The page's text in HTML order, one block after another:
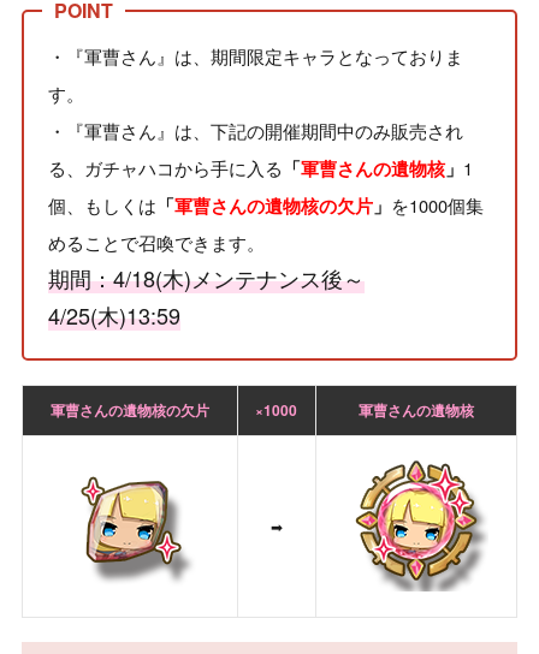
・『軍曹さん』は、期間限定キャラとなっておりま
す。
・『軍曹さん』は、下記の開催期間中のみ販売され
る、ガチャハコから手に入る 「軍曹さんの遺物核」 1
個、もしくは 「軍曹さんの遺物核の欠片」 を1000個集
めることで召喚できます。
期間：4/18(木)メンテナンス後～
4/25(木)13:59
軍曹さんの遺物核の欠片 ×1000 軍曹さんの遺物核
➡